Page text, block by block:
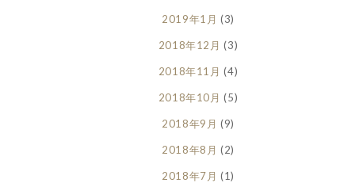
2019年1月 (3)
2018年12月 (3)
2018年11月 (4)
2018年10月 (5)
2018年9月 (9)
2018年8月 (2)
2018年7月 (1)